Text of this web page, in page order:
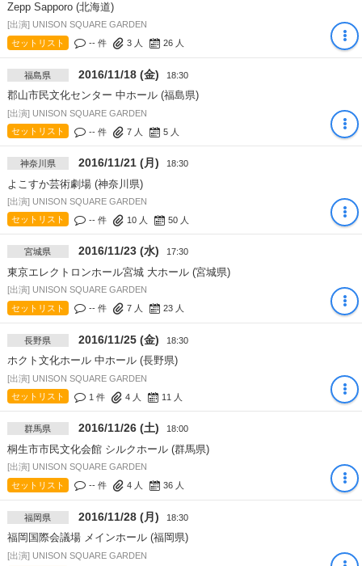
Zepp Sapporo (北海道)
[出演] UNISON SQUARE GARDEN
セットリスト
-- 件 3人 26人
福島県 2016/11/18 (金) 18:30
郡山市民文化センター 中ホール (福島県)
[出演] UNISON SQUARE GARDEN
セットリスト
-- 件 7人 5人
神奈川県 2016/11/21 (月) 18:30
よこすか芸術劇場 (神奈川県)
[出演] UNISON SQUARE GARDEN
セットリスト
-- 件 10人 50人
宮城県 2016/11/23 (水) 17:30
東京エレクトロンホール宮城 大ホール (宮城県)
[出演] UNISON SQUARE GARDEN
セットリスト
-- 件 7人 23人
長野県 2016/11/25 (金) 18:30
ホクト文化ホール 中ホール (長野県)
[出演] UNISON SQUARE GARDEN
セットリスト
1 件 4人 11 人
群馬県 2016/11/26 (土) 18:00
桐生市市民文化会館 シルクホール (群馬県)
[出演] UNISON SQUARE GARDEN
セットリスト
-- 件 4人 36人
福岡県 2016/11/28 (月) 18:30
福岡国際会議場 メインホール (福岡県)
[出演] UNISON SQUARE GARDEN